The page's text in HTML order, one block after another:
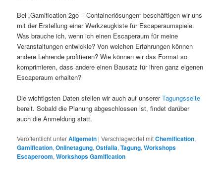
Bei „Gamification 2go – Containerlösungen“ beschäftigen wir uns
mit der Erstellung einer Werkzeugkiste für Escaperaumspiele.
Was brauche ich, wenn ich einen Escaperaum für meine
Veranstaltungen entwickle? Von welchen Erfahrungen können
andere Lehrende profitieren? Wie können wir das Format so
komprimieren, dass andere einen Bausatz für ihren ganz eigenen
Escaperaum erhalten?
Die wichtigsten Daten stellen wir auch auf unsererTagungsseite
bereit. Sobald die Planung abgeschlossen ist, findet darüber
auch die Anmeldung statt.
Veröffentlicht unterAllgemein |Verschlagwortet mitChemification,
Gamification,Onlinetagung,Ostfalia,Tagung,Workshops
Escaperoom,Workshops Gamification